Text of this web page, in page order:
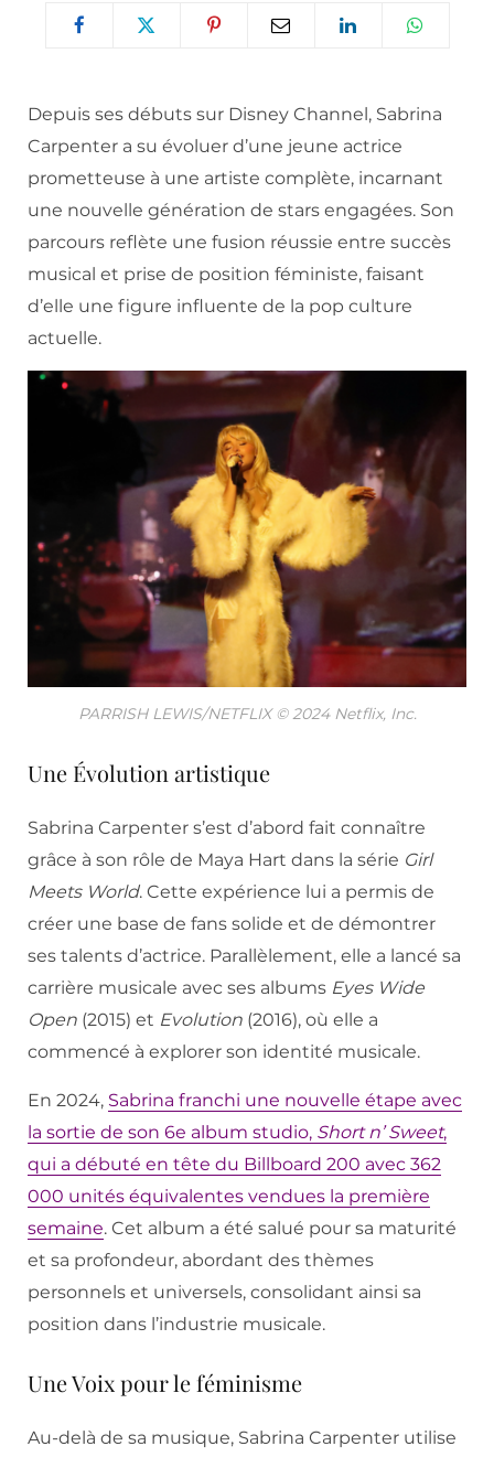
Depuis ses débuts sur Disney Channel, Sabrina
Carpenter a su évoluer d’une jeune actrice
prometteuse à une artiste complète, incarnant
une nouvelle génération de stars engagées. Son
parcours reflète une fusion réussie entre succès
musical et prise de position féministe, faisant
d’elle une figure influente de la pop culture
actuelle.
PARRISH LEWIS/NETFLIX © 2024 Netflix, Inc.
Une Évolution artistique
Sabrina Carpenter s’est d’abord fait connaître
grâce à son rôle de Maya Hart dans la série Girl
Meets World. Cette expérience lui a permis de
créer une base de fans solide et de démontrer
ses talents d’actrice. Parallèlement, elle a lancé sa
carrière musicale avec ses albums Eyes Wide
Open (2015) et Evolution (2016), où elle a
commencé à explorer son identité musicale.
En 2024, Sabrina franchi une nouvelle étape avec
la sortie de son 6e album studio, Short n’ Sweet,
qui a débuté en tête du Billboard 200 avec 362
000 unités équivalentes vendues la première
semaine. Cet album a été salué pour sa maturité
et sa profondeur, abordant des thèmes
personnels et universels, consolidant ainsi sa
position dans l’industrie musicale.
Une Voix pour le féminisme
Au-delà de sa musique, Sabrina Carpenter utilise